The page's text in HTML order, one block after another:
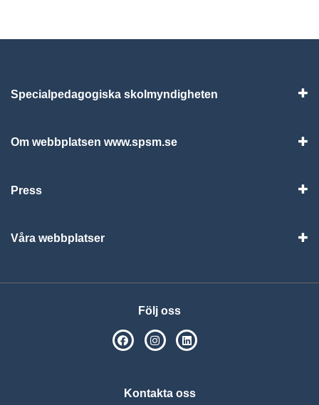
Specialpedagogiska skolmyndigheten
Om webbplatsen www.spsm.se
Press
Våra webbplatser
Följ oss
SPSM på Facebook
SPSM på Instagram
Kontakta oss